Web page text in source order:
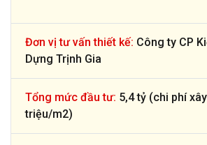
Đơn vị tư vấn thiết kế: Công ty CP
Dựng Trịnh Gia
Tổng mức đầu tư: 5,4 tỷ (chi phí
triệu/m2)